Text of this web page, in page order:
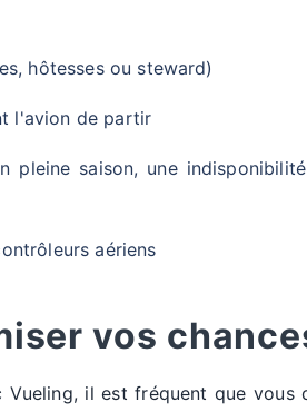
hôtesses ou steward)
l'avion de partir
pleine saison, une
aériens
vos
il est fréquent que vous